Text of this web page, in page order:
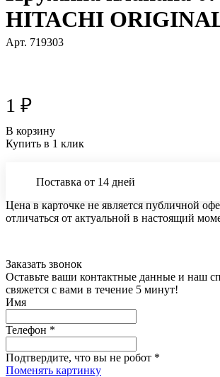
HITACHI
Арт. 719303
1 ₽
В корзину
Купить в 1 клик
Поставка от 14 дней
Цена в карточке не является публичной
отличаться от актуальной в настоящий
Заказать звонок
Оставьте ваши контактные данные и наш
свяжется с вами в течение 5 минут!
Имя
Телефон *
Подтвердите, что вы не робот *
Поменять картинку